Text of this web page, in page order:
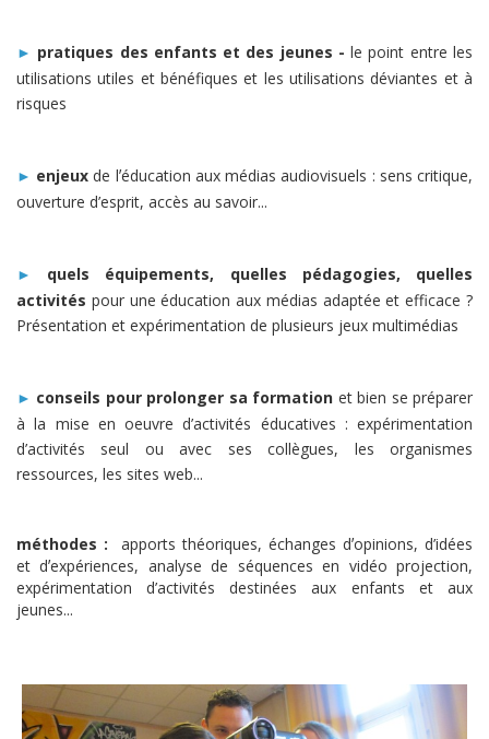
► pratiques des enfants et des jeunes - le point entre les
utilisations utiles et bénéfiques et les utilisations déviantes et à
risques
► enjeuxde lʼéducation aux médias audiovisuels : sens critique,
ouverture d’esprit, accès au savoir...
►
quels équipements, quelles pédagogies, quelles
activités pour une éducation aux médias adaptée et efficace ?
Présentation et expérimentation de plusieurs jeux multimédias
► conseils pour prolonger sa formation et bien se préparer
à la mise en oeuvre d’activités éducatives : expérimentation
d’activités seul ou avec ses collègues, les organismes
ressources, les sites web...
méthodes :
apports théoriques, échanges dʼopinions, d’idées
et dʼexpériences, analyse de séquences en vidéo projection,
expérimentation d’activités destinées aux enfants et aux
jeunes...